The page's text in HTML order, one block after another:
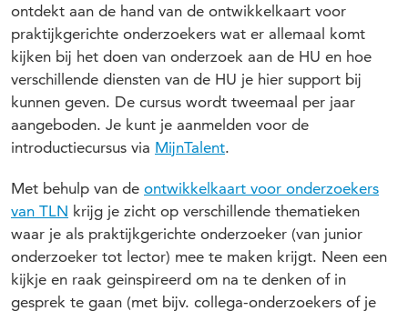
ontdekt aan de hand van de ontwikkelkaart voor
praktijkgerichte onderzoekers wat er allemaal komt
kijken bij het doen van onderzoek aan de HU en hoe
verschillende diensten van de HU je hier support bij
kunnen geven. De cursus wordt tweemaal per jaar
aangeboden. Je kunt je aanmelden voor de
introductiecursus via MijnTalent.
Met behulp van de ontwikkelkaart voor onderzoekers
van TLN krijg je zicht op verschillende thematieken
waar je als praktijkgerichte onderzoeker (van junior
onderzoeker tot lector) mee te maken krijgt. Neen een
kijkje en raak geinspireerd om na te denken of in
gesprek te gaan (met bijv. collega-onderzoekers of je